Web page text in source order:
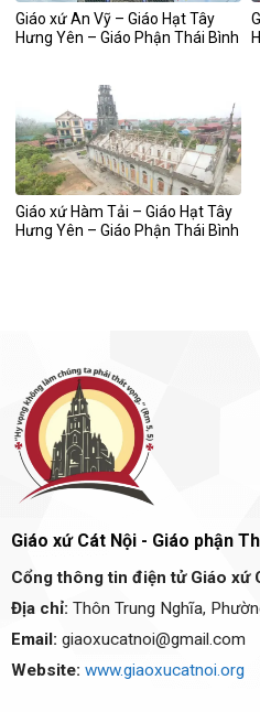
Giáo xứ An Vỹ – Giáo Hạt Tây
Hưng Yên – Giáo Phận Thái Bình
Giáo xứ Hàm Tải – Giáo Hạt Tây
Hưng Yên – Giáo Phận Thái Bình
Giáo xứ Cát Nội - Giáo phận
Cổng thông tin điện tử Giáo xứ
Địa chỉ: Thôn Trung Nghĩa,
Email: giaoxucatnoi@gmail.com
Website: www.giaoxucatnoi.org